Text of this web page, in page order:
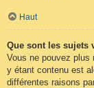
Haut
Que sont les sujets
Vous ne pouvez plus
y étant contenu est
différentes raisons